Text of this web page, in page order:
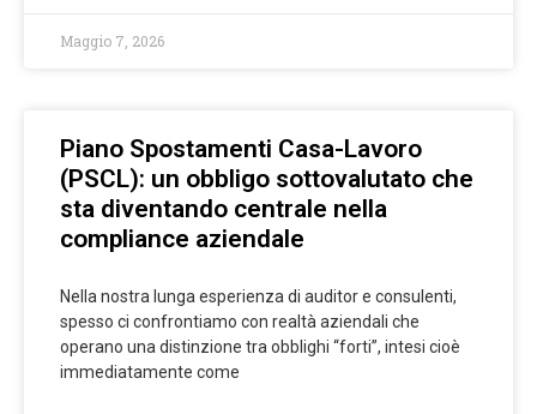
Maggio 7, 2026
Piano Spostamenti Casa-Lavoro
(PSCL): un obbligo sottovalutato che
sta diventando centrale nella
compliance aziendale
Nella nostra lunga esperienza di auditor e consulenti,
spesso ci confrontiamo con realtà aziendali che
operano una distinzione tra obblighi “forti”, intesi cioè
immediatamente come